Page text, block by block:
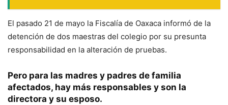
El pasado 21 de mayo la Fiscalía de Oaxaca informó de la
detención de dos maestras del colegio por su presunta
responsabilidad en la alteración de pruebas.
Pero para las madres y padres de familia
afectados, hay más responsables y son la
directora y su esposo.